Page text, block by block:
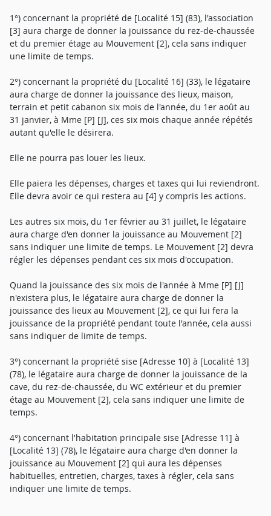
1°) concernant la propriété de [Localité 15] (83), l'association
[3] aura charge de donner la jouissance du rez-de-chaussée
et du premier étage au Mouvement [2], cela sans indiquer
une limite de temps.
2°) concernant la propriété du [Localité 16] (33), le légataire
aura charge de donner la jouissance des lieux, maison,
terrain et petit cabanon six mois de l'année, du 1er août au
31 janvier, à Mme [P] [J], ces six mois chaque année répétés
autant qu'elle le désirera.
Elle ne pourra pas louer les lieux.
Elle paiera les dépenses, charges et taxes qui lui reviendront.
Elle devra avoir ce qui restera au [4] y compris les actions.
Les autres six mois, du 1er février au 31 juillet, le légataire
aura charge d'en donner la jouissance au Mouvement [2]
sans indiquer une limite de temps. Le Mouvement [2] devra
régler les dépenses pendant ces six mois d'occupation.
Quand la jouissance des six mois de l'année à Mme [P] [J]
n'existera plus, le légataire aura charge de donner la
jouissance des lieux au Mouvement [2], ce qui lui fera la
jouissance de la propriété pendant toute l'année, cela aussi
sans indiquer de limite de temps.
3°) concernant la propriété sise [Adresse 10] à [Localité 13]
(78), le légataire aura charge de donner la jouissance de la
cave, du rez-de-chaussée, du WC extérieur et du premier
étage au Mouvement [2], cela sans indiquer une limite de
temps.
4°) concernant l'habitation principale sise [Adresse 11] à
[Localité 13] (78), le légataire aura charge d'en donner la
jouissance au Mouvement [2] qui aura les dépenses
habituelles, entretien, charges, taxes à régler, cela sans
indiquer une limite de temps.